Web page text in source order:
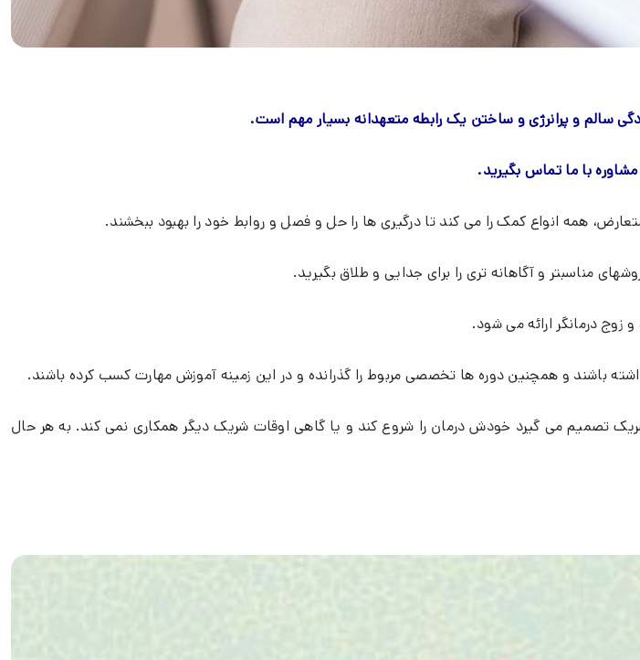
سالم و پرانرژی و ساختن یک رابطه متعهدانه بسیار مهم است.
با ما تماس بگیرید.
همه انواع کمک را می کند تا درگیری ها را حل و فصل و روابط خود را بهبود ببخشند.
مناسبتر و آگاهانه تری را برای جدایی و طلاق بگیرید.
درمانگر ارائه می شود.
باشند و همچنین دوره ها تخصصی مربوط را گذرانده و در این زمینه آموزش مهارت کسب کرده باشند.
تصمیم می گیرد خودش درمان را شروع کند و یا گاهی اوقات شریک دیگر همکاری نمی کند. به هر حال